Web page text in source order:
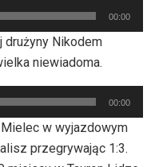
00:00
Nikodem
niewiadoma.
00:00
w wyjazdowym
przegrywając 1:3.